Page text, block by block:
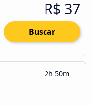
R$ 37
Buscar
2h 50m